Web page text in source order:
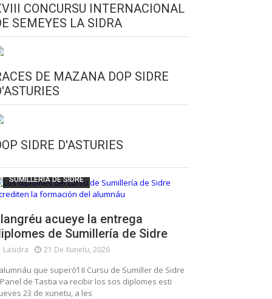
CONCURSU INTERNACIONAL
SEMEYES LA SIDRA
DE MAZANA DOP SIDRE
SIDRE D'ASTURIES
ESCUELA DE SUMILLERÍA DE LA SIDRE
SUMILLERÍA DE SIDRE
acueye la entrega
de Sumillería de Sidre
Lasidra 21 De Xunetu, 2026
que superó’l II Cursu de Sumiller de Sidre
de Tastia va recibir los sos diplomes esti
23 de xunetu, a les